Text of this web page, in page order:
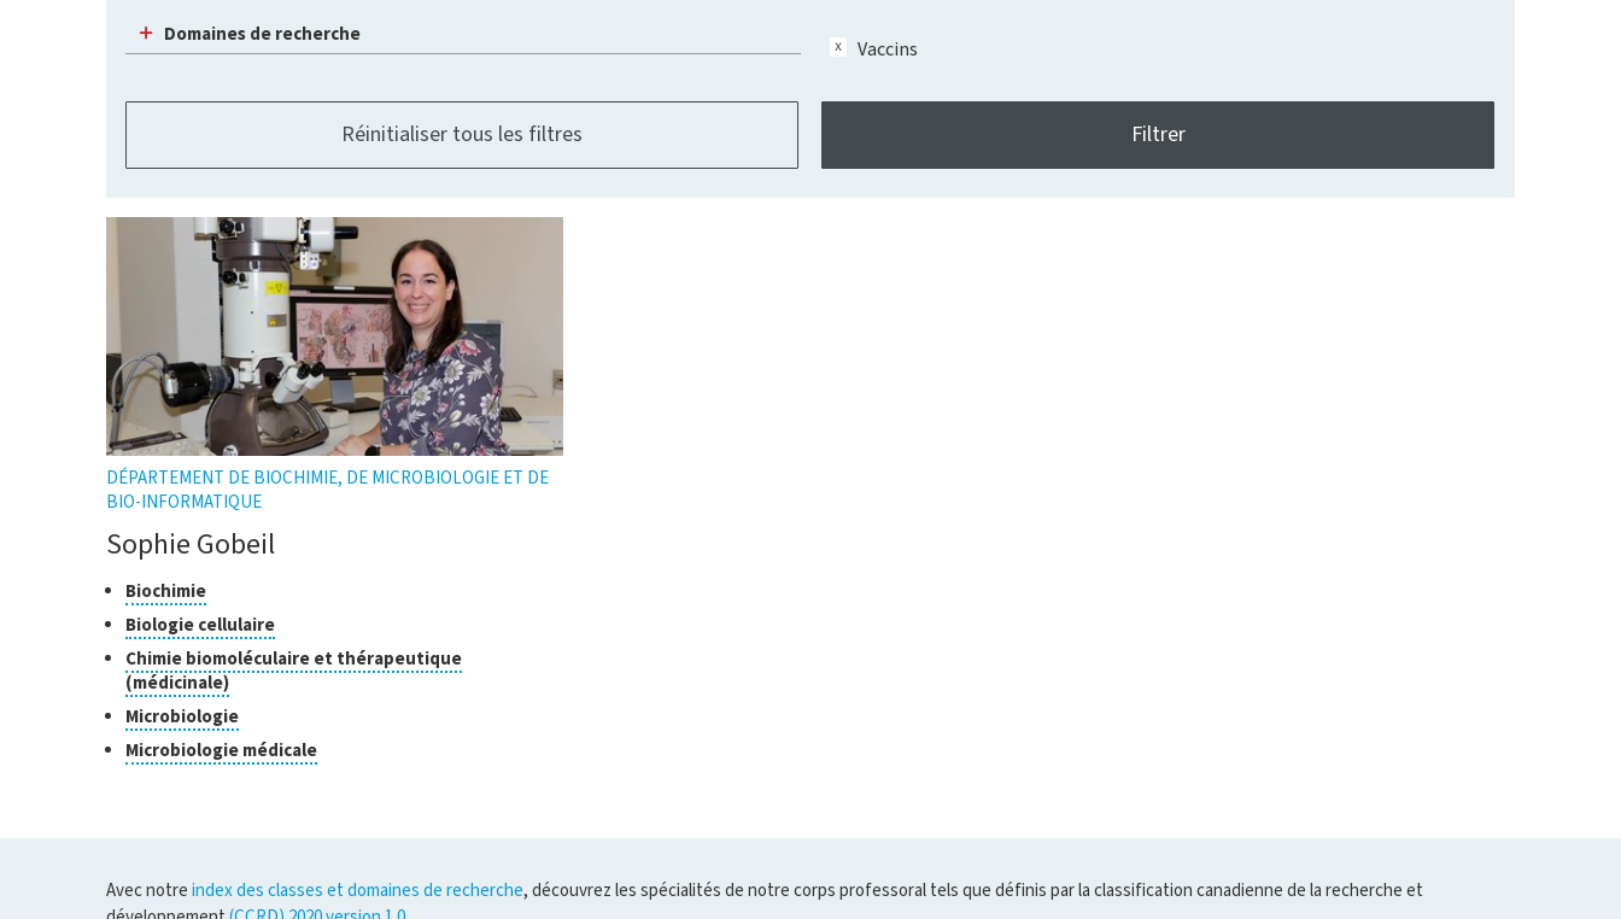
Domaines de recherche
Vaccins
DÉPARTEMENT DE BIOCHIMIE, DE MICROBIOLOGIE ET DE
BIO-INFORMATIQUE
Sophie Gobeil
Classes
de
recherche
BiochimieCliquer
pour
ouvrir
l'infobulle
Biologie cellulaireCliquer
pour
ouvrir
Chimie biomoléculaire et thérapeutique
(médicinale)Cliquer
ouvrir
l'infobulle
MicrobiologieCliquer
pour
ouvrir
Microbiologie médicaleCliquer
Avec notre index des classes et domaines de recherche, découvrez les spécialités de notre corps professoral tels que définis par la classification canadienne de la recherche et